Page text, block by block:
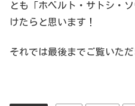
とも「ホベルト・サトシ・
けたらと思います！
それでは最後までご覧いた